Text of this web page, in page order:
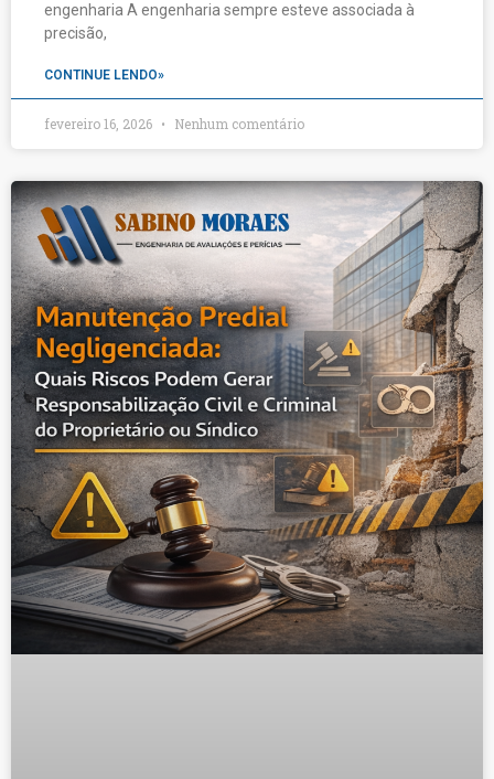
engenharia A engenharia sempre esteve associada à
precisão,
CONTINUE LENDO»
fevereiro 16, 2026 Nenhum comentário